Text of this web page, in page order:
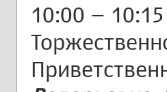
10:00 – 10:15